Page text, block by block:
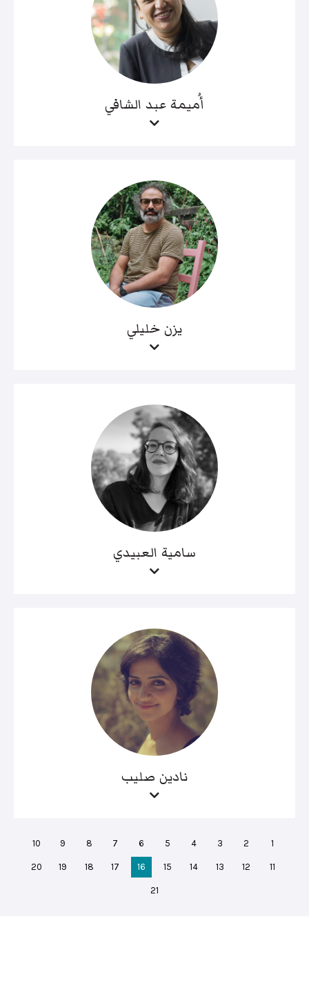
أُميمة عبد الشافي
يزن خليلي
سامية العبيدي
نادين صليب
1
2
3
4
5
6
7
8
9
10
11
12
13
14
15
16
17
18
19
20
21